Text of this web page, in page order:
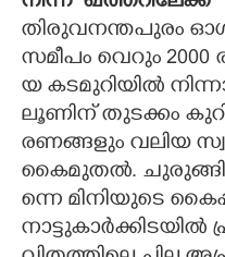
തി​രു​വ​ന​ന്ത​പു​രം​
​സ​മീ​പം​ ​വെ​റും​
യ​ ​ക​ട​മു​റി​യി​ൽ​
ലൂ​ണി​ന് ​തു​ട​ക്കം​
ര​ണ​ങ്ങ​ളും​ ​വ​ലി​യ​
​കൈ​മു​ത​ൽ.​
ന്നെ​ ​മി​നി​യു​ടെ​
നാ​ട്ടു​കാ​ർ​ക്കി​ട​യി​ൽ​